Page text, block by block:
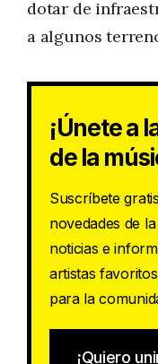
dotar de
a algunos
¡Únete a
de la
Suscríbete
novedades de
noticias e
artistas
para la
¡Quiero